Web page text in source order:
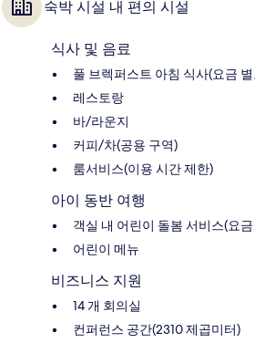
숙박 시설 내 편의 시설
식사 및 음료
풀 브렉퍼스트 아침 식사(요금
레스토랑
바/라운지
커피/차(공용 구역)
룸서비스(이용 시간 제한)
아이 동반 여행
객실 내 어린이 돌봄 서비스(요
어린이 메뉴
비즈니스 지원
14 개 회의실
컨퍼런스 공간(2310 제곱미터)